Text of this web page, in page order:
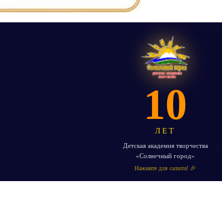
10
ЛЕТ
Детская академия творчества
«Солнечный город»
Нажмите для салюта! 🎉